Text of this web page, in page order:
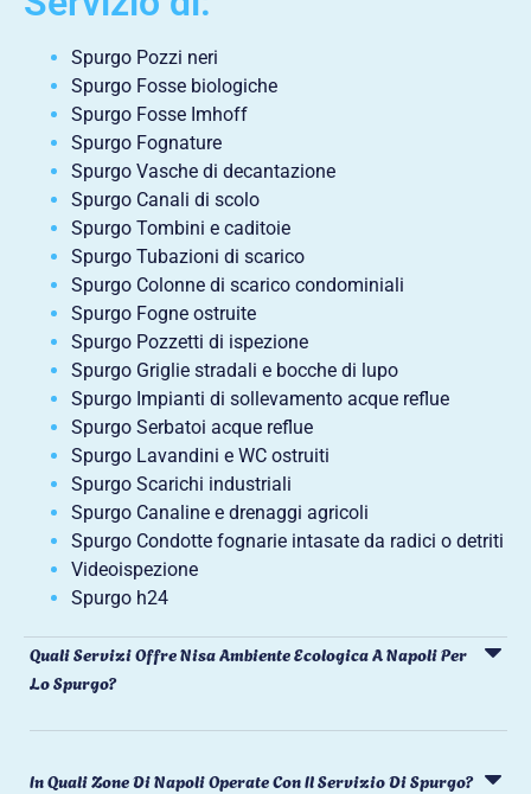
Spurgo Pozzi neri
Spurgo Fosse biologiche
Spurgo Fosse Imhoff
Spurgo Fognature
Spurgo Vasche di decantazione
Spurgo Canali di scolo
Spurgo Tombini e caditoie
Spurgo Tubazioni di scarico
Spurgo Colonne di scarico condominiali
Spurgo Fogne ostruite
Spurgo Pozzetti di ispezione
Spurgo Griglie stradali e bocche di lupo
Spurgo Impianti di sollevamento acque reflue
Spurgo Serbatoi acque reflue
Spurgo Lavandini e WC ostruiti
Spurgo Scarichi industriali
Spurgo Canaline e drenaggi agricoli
Spurgo Condotte fognarie intasate da radici o detriti
Videoispezione
Spurgo h24
Quali Servizi Offre Nisa Ambiente Ecologica A Napoli Per
Lo Spurgo?
In Quali Zone Di Napoli Operate Con Il Servizio Di Spurgo?